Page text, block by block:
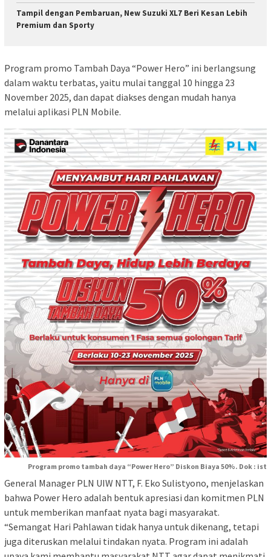
Tampil dengan Pembaruan, New Suzuki XL7 Beri Kesan Lebih
Premium dan Sporty
Program promo Tambah Daya “Power Hero” ini berlangsung
dalam waktu terbatas, yaitu mulai tanggal 10 hingga 23
November 2025, dan dapat diakses dengan mudah hanya
melalui aplikasi PLN Mobile.
Program promo tambah daya “Power Hero” Diskon Biaya 50%. Dok : ist
General Manager PLN UIW NTT, F. Eko Sulistyono, menjelaskan
bahwa Power Hero adalah bentuk apresiasi dan komitmen PLN
untuk memberikan manfaat nyata bagi masyarakat.
“Semangat Hari Pahlawan tidak hanya untuk dikenang, tetapi
juga diteruskan melalui tindakan nyata. Program ini adalah